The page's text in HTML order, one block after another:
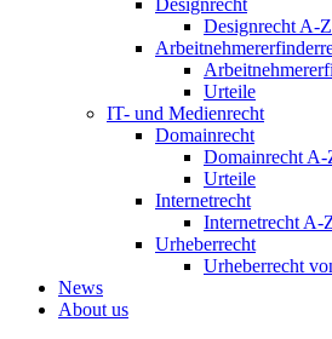
Designrecht
Designrecht A-Z
Urteile
IT- und Medienrecht
Domainrecht
Domainrecht A-
Urteile
Internetrecht
Internetrecht A-
Urheberrecht
Urheberrecht
News
About us